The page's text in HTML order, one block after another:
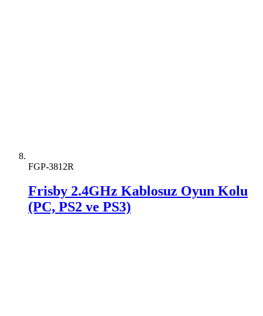
FGP-3812R
Frisby 2.4GHz Kablosuz Oyun Kolu
(PC, PS2 ve PS3)